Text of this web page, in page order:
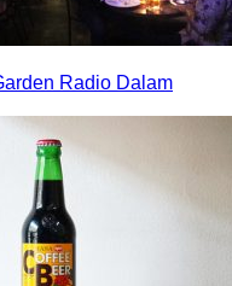
Radio Dalam